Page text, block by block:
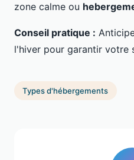
zone calme ou
Conseil pratique :
l'hiver pour garantir votre
Types d'hébergements